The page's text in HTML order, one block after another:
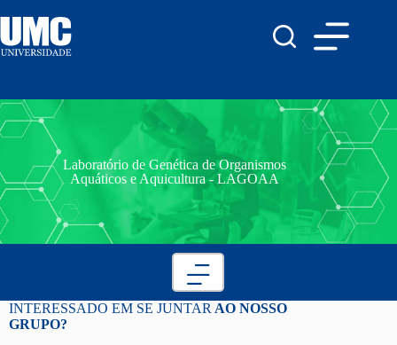
Laboratório de Genética de Organismos
Aquáticos e Aquicultura - LAGOAA
INTERESSADO EM SE JUNTARAO NOSSO
GRUPO?